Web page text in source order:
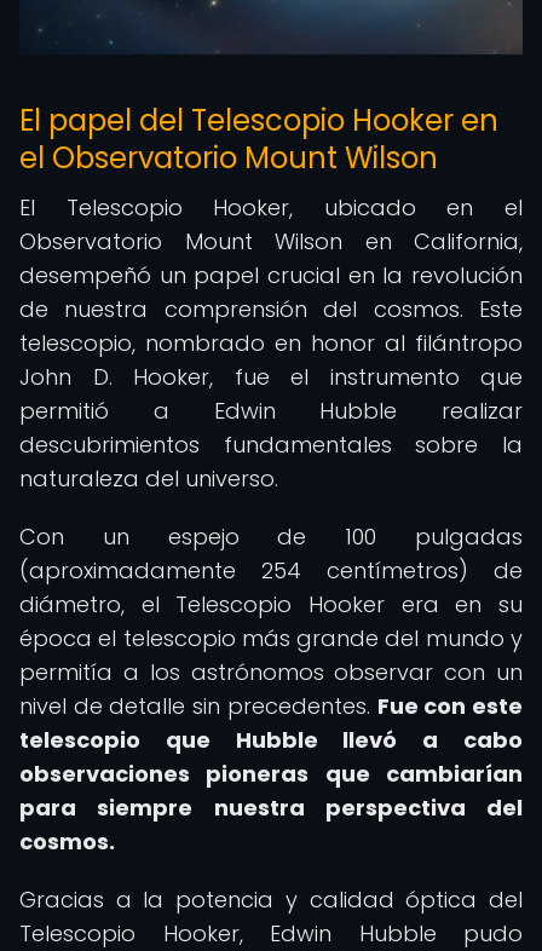
El papel del Telescopio Hooker en
el Observatorio Mount Wilson
El Telescopio Hooker, ubicado en el
Observatorio Mount Wilson en California,
desempeñó un papel crucial en la revolución
de nuestra comprensión del cosmos. Este
telescopio, nombrado en honor al filántropo
John D. Hooker, fue el instrumento que
permitió a Edwin Hubble realizar
descubrimientos fundamentales sobre la
naturaleza del universo.
Con un espejo de 100 pulgadas
(aproximadamente 254 centímetros) de
diámetro, el Telescopio Hooker era en su
época el telescopio más grande del mundo y
permitía a los astrónomos observar con un
nivel de detalle sin precedentes. Fue con este
telescopio que Hubble llevó a cabo
observaciones pioneras que cambiarían
para siempre nuestra perspectiva del
cosmos.
Gracias a la potencia y calidad óptica del
Telescopio Hooker, Edwin Hubble pudo